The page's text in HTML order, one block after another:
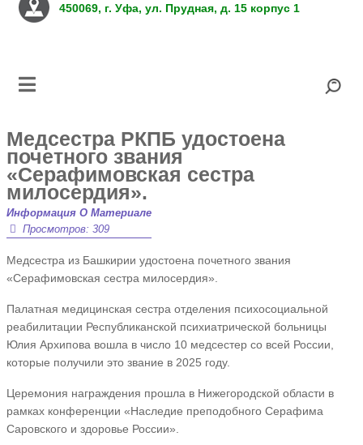
450069, г. Уфа, ул. Прудная, д. 15 корпус 1
Медсестра РКПБ удостоена
почетного звания
«Серафимовская сестра
милосердия».
Информация О Материале
Просмотров: 309
Медсестра из Башкирии удостоена почетного звания
«Серафимовская сестра милосердия».
Палатная медицинская сестра отделения психосоциальной
реабилитации Республиканской психиатрической больницы
Юлия Архипова вошла в число 10 медсестер со всей России,
которые получили это звание в 2025 году.
Церемония награждения прошла в Нижегородской области в
рамках конференции «Наследие преподобного Серафима
Саровского и здоровье России».